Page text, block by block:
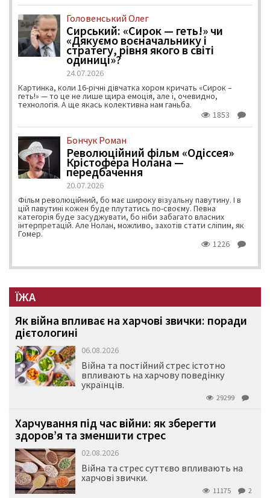
Головенський Олег
Сирський: «Сирок — геть!» чи
«Дякуємо воєначальнику і
стратегу, рівня якого в світі
одиниці»?
24.07.2026
Картинка, коли 16-річні дівчатка хором кричать «Сирок –
геть!» — то це не лише щира емоція, але і, очевидно,
технологія. А ще якась колективна нам ганьба.
1853
Бончук Роман
Революційний фільм «Одіссея»
Крістофера Нолана —
передбачення
20.07.2026
Фільм революційний, бо має широку візуальну павутину. І в
цій павутині кожен буде плутатись по-своєму. Певна
категорія буде засуджувати, бо ніби забагато власних
інтерпретацій. Але Нолан, можливо, захотів стати сліпим, як
Гомер.
1226
ЇЖА
Як війна впливає на харчові звички: поради
дієтологині
06.08.2026
Війна та постійний стрес істотно
впливають на харчову поведінку
українців.
29299
Харчування під час війни: як зберегти
здоров’я та зменшити стрес
02.08.2026
Війна та стрес суттєво впливають на
харчові звички.
11175 2